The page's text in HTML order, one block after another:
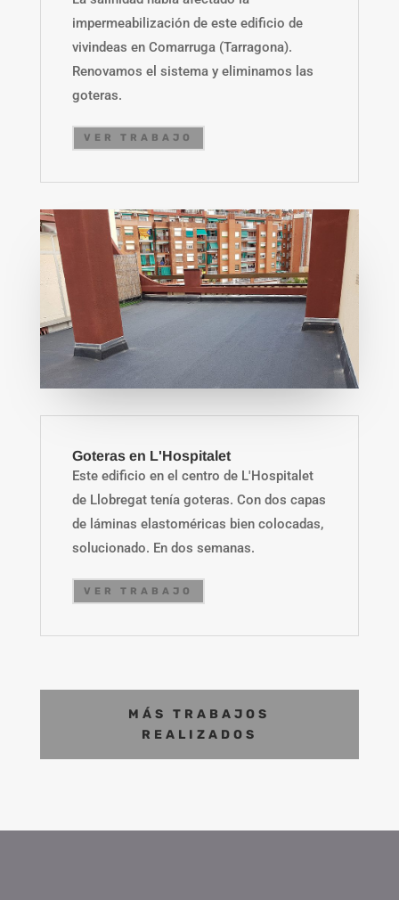
impermeabilización de este edificio de
vivindeas en Comarruga (Tarragona).
Renovamos el sistema y eliminamos las
goteras.
VER TRABAJO
Goteras en L'Hospitalet
Este edificio en el centro de L'Hospitalet
de Llobregat tenía goteras. Con dos capas
de láminas elastoméricas bien colocadas,
solucionado. En dos semanas.
VER TRABAJO
MÁS TRABAJOS
REALIZADOS